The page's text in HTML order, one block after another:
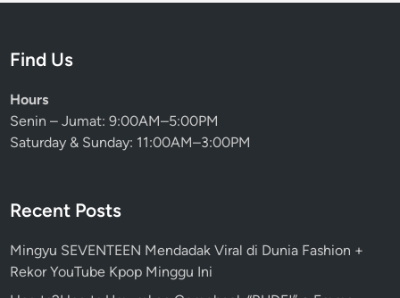
Find Us
Hours
Senin – Jumat: 9:00AM–5:00PM
Saturday & Sunday: 11:00AM–3:00PM
Recent Posts
Mingyu SEVENTEEN Mendadak Viral di Dunia Fashion +
Rekor YouTube Kpop Minggu Ini